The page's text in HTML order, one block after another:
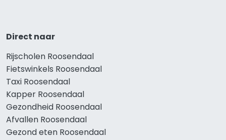
Direct naar
Rijscholen Roosendaal
Fietswinkels Roosendaal
Taxi Roosendaal
Kapper Roosendaal
Gezondheid Roosendaal
Afvallen Roosendaal
Gezond eten Roosendaal